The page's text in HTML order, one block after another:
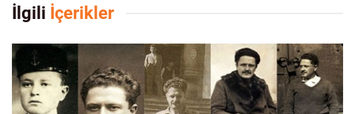
İlgili İçerikler